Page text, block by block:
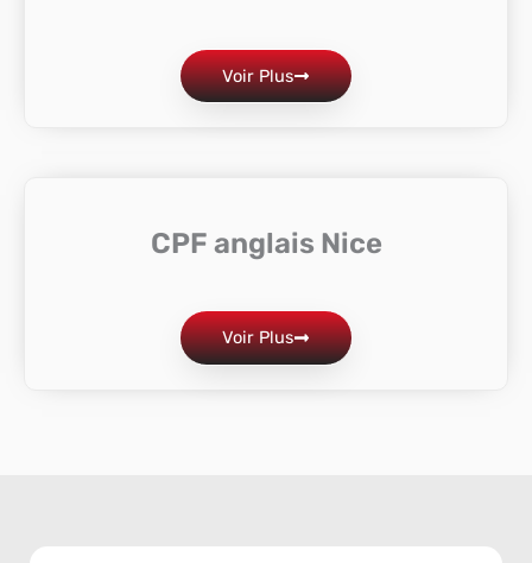
Voir Plus
CPF anglais Nice
Voir Plus